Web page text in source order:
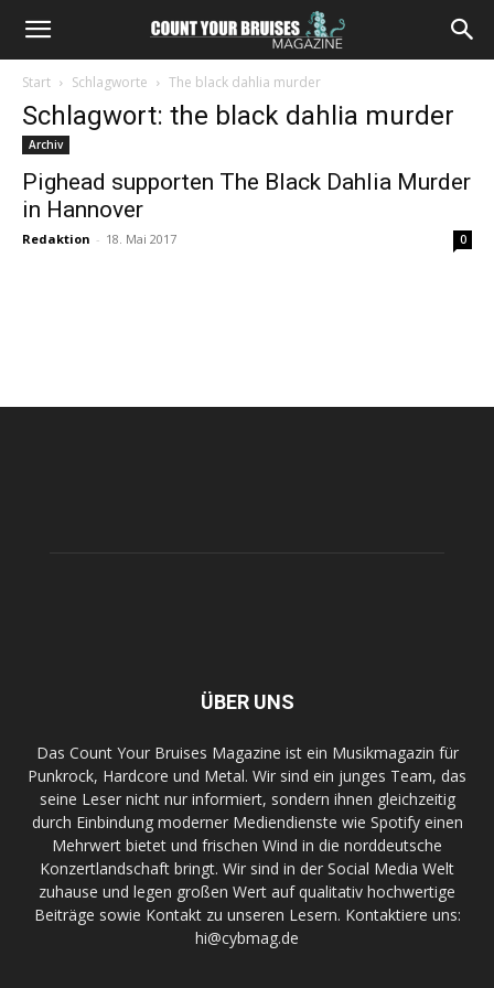
Start Schlagworte The black dahlia murder
Schlagwort: the black dahlia murder
Archiv
Pighead supporten The Black Dahlia Murder
in Hannover
Redaktion - 18. Mai 2017 0
ÜBER UNS
Das Count Your Bruises Magazine ist ein Musikmagazin für
Punkrock, Hardcore und Metal. Wir sind ein junges Team, das
seine Leser nicht nur informiert, sondern ihnen gleichzeitig
durch Einbindung moderner Mediendienste wie Spotify einen
Mehrwert bietet und frischen Wind in die norddeutsche
Konzertlandschaft bringt. Wir sind in der Social Media Welt
zuhause und legen großen Wert auf qualitativ hochwertige
Beiträge sowie Kontakt zu unseren Lesern. Kontaktiere uns:
hi@cybmag.de